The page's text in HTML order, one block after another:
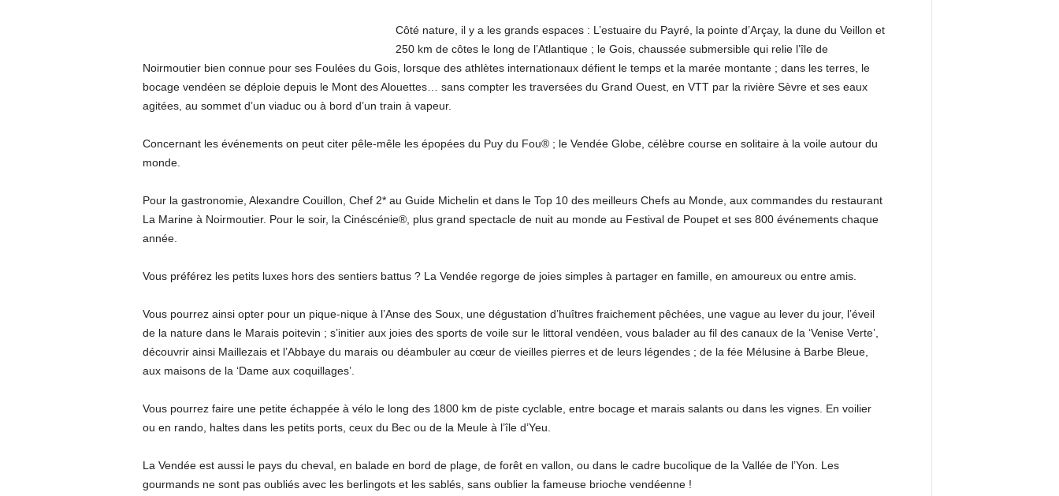
Côté nature, il y a les grands espaces : L’estuaire du Payré, la pointe d’Arçay, la dune du Veillon et
250 km de côtes le long de l’Atlantique ; le Gois, chaussée submersible qui relie l’île de
Noirmoutier bien connue pour ses Foulées du Gois, lorsque des athlètes internationaux défient le temps et la marée montante ; dans les terres, le
bocage vendéen se déploie depuis le Mont des Alouettes… sans compter les traversées du Grand Ouest, en VTT par la rivière Sèvre et ses eaux
agitées, au sommet d’un viaduc ou à bord d’un train à vapeur.
Concernant les événements on peut citer pêle-mêle les épopées du Puy du Fou® ; le Vendée Globe, célèbre course en solitaire à la voile autour du
monde.
Pour la gastronomie, Alexandre Couillon, Chef 2* au Guide Michelin et dans le Top 10 des meilleurs Chefs au Monde, aux commandes du restaurant
La Marine à Noirmoutier. Pour le soir, la Cinéscénie®, plus grand spectacle de nuit au monde au Festival de Poupet et ses 800 événements chaque
année.
Vous préférez les petits luxes hors des sentiers battus ? La Vendée regorge de joies simples à partager en famille, en amoureux ou entre amis.
Vous pourrez ainsi opter pour un pique-nique à l’Anse des Soux, une dégustation d’huîtres fraichement pêchées, une vague au lever du jour, l’éveil
de la nature dans le Marais poitevin ; s’initier aux joies des sports de voile sur le littoral vendéen, vous balader au fil des canaux de la ‘Venise Verte’,
découvrir ainsi Maillezais et l’Abbaye du marais ou déambuler au cœur de vieilles pierres et de leurs légendes ; de la fée Mélusine à Barbe Bleue,
aux maisons de la ‘Dame aux coquillages’.
Vous pourrez faire une petite échappée à vélo le long des 1800 km de piste cyclable, entre bocage et marais salants ou dans les vignes. En voilier
ou en rando, haltes dans les petits ports, ceux du Bec ou de la Meule à l’île d’Yeu.
La Vendée est aussi le pays du cheval, en balade en bord de plage, de forêt en vallon, ou dans le cadre bucolique de la Vallée de l’Yon. Les
gourmands ne sont pas oubliés avec les berlingots et les sablés, sans oublier la fameuse brioche vendéenne !